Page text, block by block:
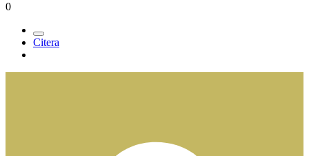
0
Citera